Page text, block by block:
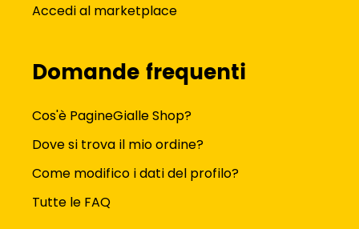
Accedi al marketplace
Domande frequenti
Cos'è PagineGialle Shop?
Dove si trova il mio ordine?
Come modifico i dati del profilo?
Tutte le FAQ